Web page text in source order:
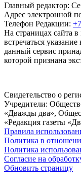
Главный редактор:
Адрес электронной
Телефон Редакции:
На страницах сайта
встречаться
данный сервис
которой признана
Свидетельство о
Учредители:
«Дважды два»,
«Редакция газеты
Правила
Политика в
Политика
Согласие на
Обновить страницу